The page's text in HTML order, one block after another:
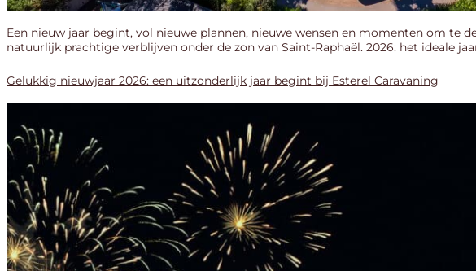
Een nieuw jaar begint, vol nieuwe plannen, nieuwe wensen en momenten om te
natuurlijk prachtige verblijven onder de zon van Saint-Raphaël. 2026: het ideale
Gelukkig nieuwjaar 2026: een uitzonderlijk jaar begint bij Esterel Caravaning